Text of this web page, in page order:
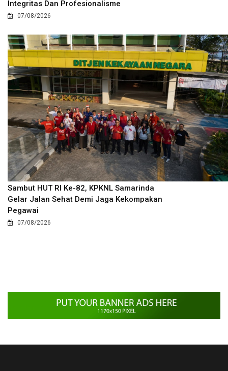
Integritas Dan Profesionalisme
07/08/2026
Sambut HUT RI Ke-82, KPKNL Samarinda
Gelar Jalan Sehat Demi Jaga Kekompakan
Pegawai
07/08/2026